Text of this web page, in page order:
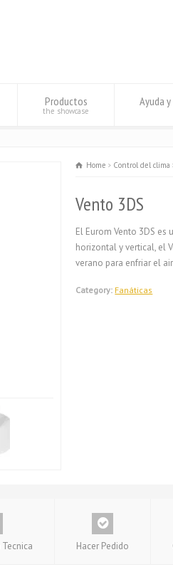
Productos
the showcase
Ayuda
Home Control del clima
Vento 3DS
El Eurom Vento 3DS
horizontal y vertical, el
verano para enfriar el
Category: Fanáticas
Hacer Pedido